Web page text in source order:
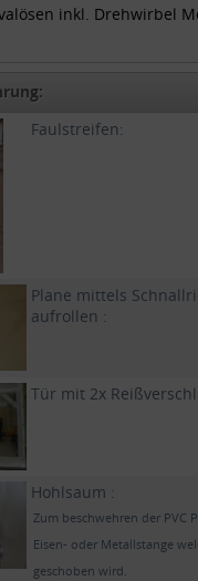
Ovalösen inkl. Drehwirbel Messing vernickelt
inkl. Drehwirbel
Faulstreifen:
Plane mittels
aufrollen :
Tür mit 2x
Hohlsaum :
Zum beschwehren der PVC
Eisen- oder Metallstange
geschoben wird.